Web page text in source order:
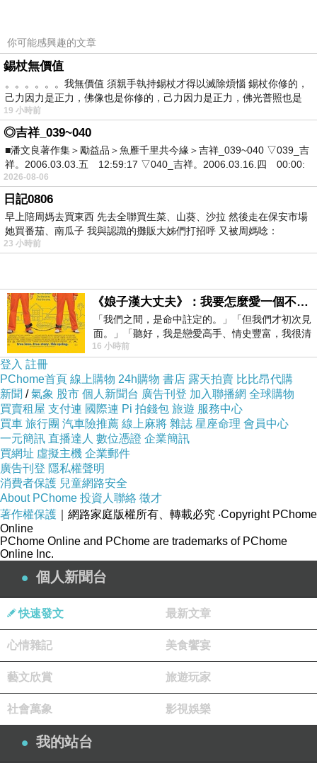
竭，有生命危險。台南市立醫院家醫科黃靜怡
醫師提醒，家中年長者或糖尿病患者，常只會
表現出某些相關症狀，譬如虛弱疲倦、上腹
痛、呼吸喘或背痛…等，常被誤認為小感冒、
疲累而忽略疾病的嚴重性，錯失最佳治療時
機。
心肌梗塞的高危險族群為年長者、三高族
群(高血脂、高血糖、高血壓)、抽菸以及家族
慣著手以達預防與保健的目標。三高的患者務
必按時服藥並定期回診；心血管疾病患者，血
壓應控制在
者須控制HbA1c<7.0%，以及併有高血脂者
須控制總膽固醇在<160mg/dl，低密度膽固醇
在<70mg/dl為目標。
黃醫師提醒，有心血管疾病的患者須注
意，心肌梗塞不是只有冬天才會發生，夏天仍
須注意，台灣夏季氣候高溫悶熱，若在戶外曝
曬太久，也容易導致體溫上升、心跳加速，心
臟負擔增加，若再加上過多水分的流失，此時
都可能誘發心絞痛、心肌梗塞的情況出現。故
切勿在悶熱環境中久待，以及須適時多補充電
解質水份，以防脫水增加血栓形成的機會。黃
醫師強調，慢性病患者一定要按時服藥，運動
與規律生活，身體有任何不適，千萬不要輕
你可能感興趣的文章
錫杖無價值
。。。。。。我無價值 須親手執持錫杖才得以滅除煩惱 錫杖你修的，
己力因力是正力，佛像也是你修的，己力因力是正力，佛光普照也是
19 小時前
◎吉祥_039~040
■潘文良著作集＞勵益品＞魚雁千里共今緣＞吉祥_039~040 ▽039_吉
祥。2006.03.03.五 12:59:17 ▽040_吉祥。2006.03.16.四 00:00:
2026-08-06
日記0806
早上陪周媽去買東西 先去全聯買生菜、山葵、沙拉 然後走在保安市場
她買番茄、南瓜子 我與認識的攤販大姊們打招呼 又被周媽唸：
23 小時前
《娘子漢大丈夫》：我要怎麼愛一個不存在的人？
「我們之間，是命中註定的。」「但我們才初次見
面。」「聽好，我是戀愛高手、情史豐富，我很清
楚這種感覺，你我之間的那種感覺，現
16 小時前
登入 註冊
PChome首頁 線上購物 24h購物 書店 露天拍賣 比比昂代購
新聞 /氣象 股市 個人新聞台 廣告刊登 加入聯播網 全球購物
買賣租屋 支付連 國際連 Pi 拍錢包 旅遊 服務中心
買車 旅行團 汽車險推薦 線上麻將 雜誌 星座命理 會員中心
一元簡訊 直播達人 數位憑證 企業簡訊
買網址 虛擬主機 企業郵件
廣告刊登 隱私權聲明
消費者保護 兒童網路安全
About PChome 投資人聯絡 徵才
著作權保護 ｜網路家庭版權所有、轉載必究 ‧Copyright PChome
Online
PChome Online and PChome are trademarks of PChome
Online Inc.
個人新聞台
快速發文 最新文章
心情雜記 美食饗宴
藝文欣賞 旅遊玩家
社會萬象 影視娛樂
我的站台